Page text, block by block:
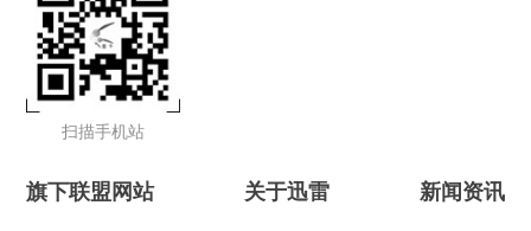
扫描手机站
旗下联盟网站 关于迅雷 新闻资讯